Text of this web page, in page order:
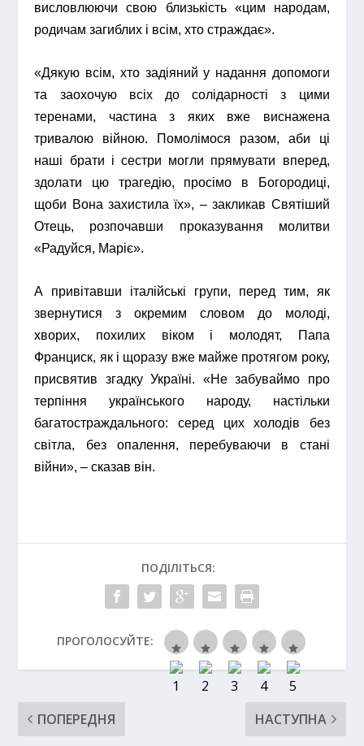
висловлюючи свою близькість «цим народам,
родичам загиблих і всім, хто страждає».
«Дякую всім, хто задіяний у надання допомоги
та заохочую всіх до солідарності з цими
теренами, частина з яких вже виснажена
тривалою війною. Помолімося разом, аби ці
наші брати і сестри могли прямувати вперед,
здолати цю трагедію, просімо в Богородиці,
щоби Вона захистила їх», – закликав Святіший
Отець, розпочавши проказування молитви
«Радуйся, Маріє».
А привітавши італійські групи, перед тим, як
звернутися з окремим словом до молоді,
хворих, похилих віком і молодят, Папа
Франциск, як і щоразу вже майже протягом року,
присвятив згадку Україні. «Не забуваймо про
терпіння українського народу, настільки
багатостраждального: серед цих холодів без
світла, без опалення, перебуваючи в стані
війни», – сказав він.
ПОДІЛІТЬСЯ:
ПРОГОЛОСУЙТЕ:
ПОПЕРЕДНЯ НАСТУПНА